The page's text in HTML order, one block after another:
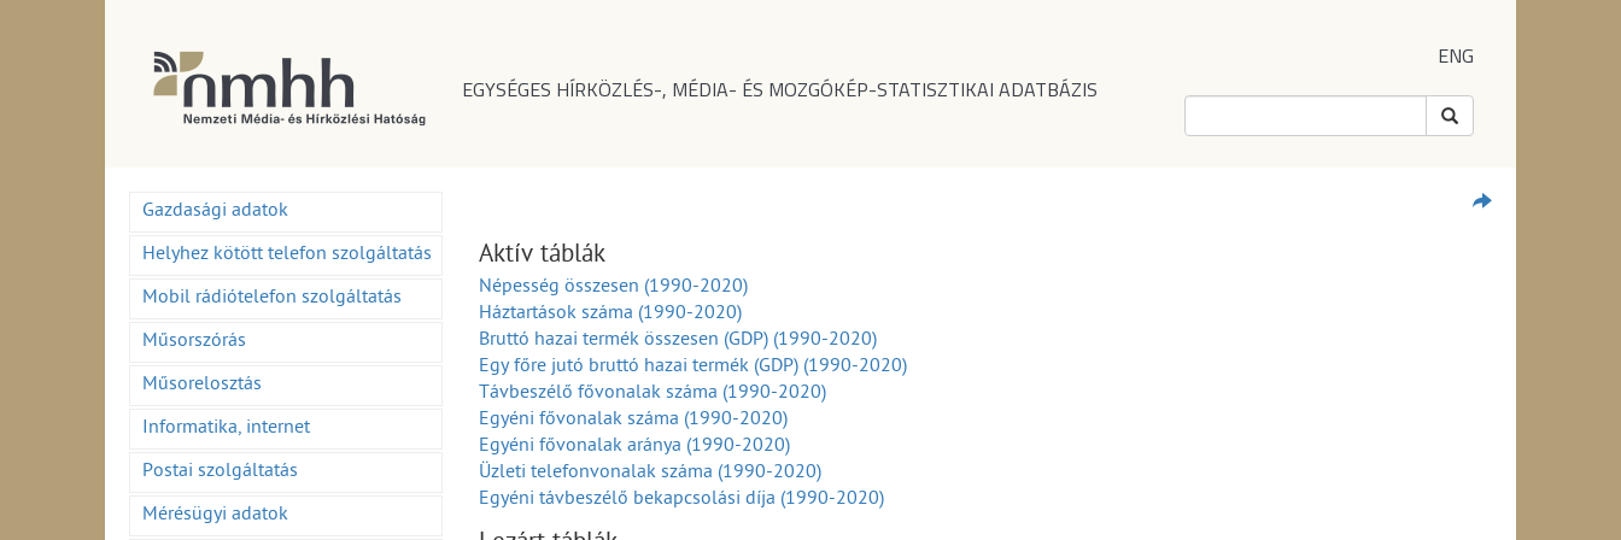
EGYSÉGES HÍRKÖZLÉS-, MÉDIA- ÉS MOZGÓKÉP-STATISZTIKAI ADATBÁZIS
ENG
Gazdasági adatok
Helyhez kötött telefon szolgáltatás
Mobil rádiótelefon szolgáltatás
Műsorszórás
Műsorelosztás
Informatika, internet
Postai szolgáltatás
Mérésügyi adatok
Aktív táblák
Népesség összesen (1990-2020)
Háztartások száma (1990-2020)
Bruttó hazai termék összesen (GDP) (1990-2020)
Egy főre jutó bruttó hazai termék (GDP) (1990-2020)
Távbeszélő fővonalak száma (1990-2020)
Egyéni fővonalak száma (1990-2020)
Egyéni fővonalak aránya (1990-2020)
Üzleti telefonvonalak száma (1990-2020)
Egyéni távbeszélő bekapcsolási díja (1990-2020)
Egyéni távbeszélő havi előfizetési díja (1990-2020)